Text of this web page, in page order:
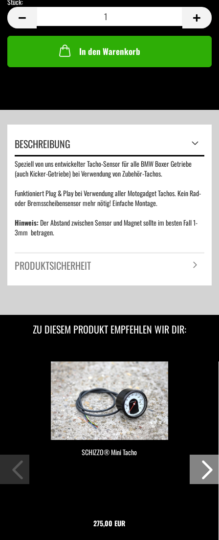
Stück
In den Warenkorb
BESCHREIBUNG
Speziell von uns entwickelter Tacho-Sensor für alle BMW Boxer Getriebe
(auch Kicker-Getriebe) bei Verwendung von Zubehör-Tachos.
Funktioniert Plug & Play bei Verwendung aller Motogadget Tachos. Kein Rad-
oder Bremsscheibensensor mehr nötig! Einfache Montage.
Hinweis:Der Abstand zwischen Sensor und Magnet sollte im besten Fall 1-
3mm betragen.
PRODUKTSICHERHEIT
ZU DIESEM PRODUKT EMPFEHLEN WIR DIR:
SCHIZZO® Mini Tacho
275,00 EUR